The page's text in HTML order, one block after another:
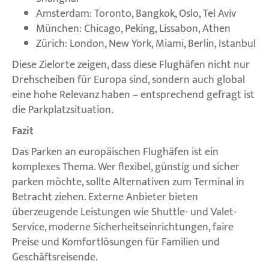
Amsterdam: Toronto, Bangkok, Oslo, Tel Aviv
München: Chicago, Peking, Lissabon, Athen
Zürich: London, New York, Miami, Berlin, Istanbul
Diese Zielorte zeigen, dass diese Flughäfen nicht nur
Drehscheiben für Europa sind, sondern auch global
eine hohe Relevanz haben – entsprechend gefragt ist
die Parkplatzsituation.
Fazit
Das Parken an europäischen Flughäfen ist ein
komplexes Thema. Wer flexibel, günstig und sicher
parken möchte, sollte Alternativen zum Terminal in
Betracht ziehen. Externe Anbieter bieten
überzeugende Leistungen wie Shuttle- und Valet-
Service, moderne Sicherheitseinrichtungen, faire
Preise und Komfortlösungen für Familien und
Geschäftsreisende.